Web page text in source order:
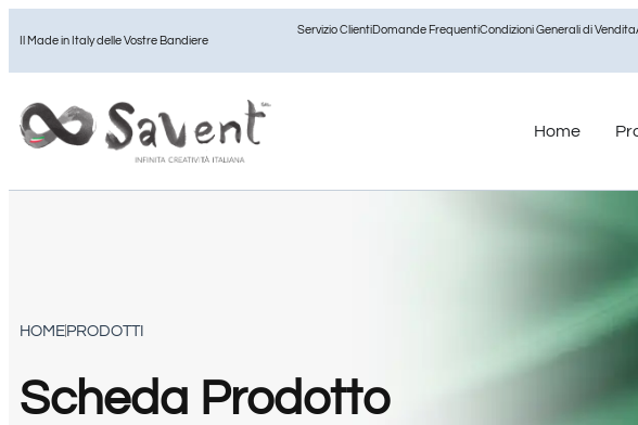
Il Made in Italy delle Vostre Bandiere
Servizio ClientiDomande FrequentiCondizioni Generali di Vendita
Home
HOME PRODOTTI
Scheda Prodotto